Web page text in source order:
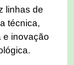
linhas de
técnica,
e inovação